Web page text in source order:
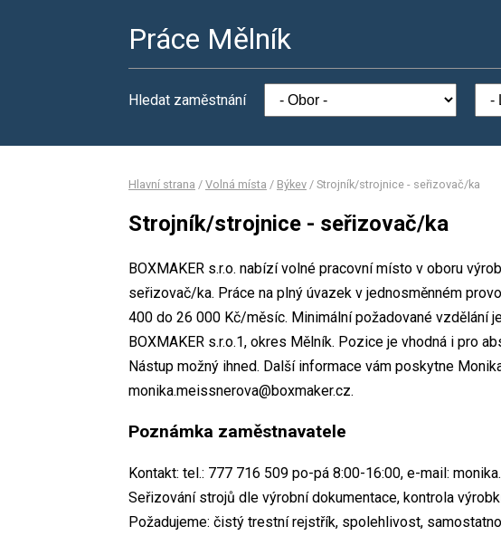
Práce Mělník
Hledat zaměstnání
Hlavní strana / Volná místa / Býkev / Strojník/strojnice - seřizovač/ka
Strojník/strojnice - seřizovač/ka
BOXMAKER s.r.o. nabízí volné pracovní místo v oboru
seřizovač/ka. Práce na plný úvazek v jednosměnném
400 do 26 000 Kč/měsíc. Minimální požadované vzdělání
BOXMAKER s.r.o.1, okres Mělník. Pozice je vhodná i pro
Nástup možný ihned. Další informace vám poskytne
monika.meissnerova@boxmaker.cz.
Poznámka zaměstnavatele
Kontakt: tel.: 777 716 509 po-pá 8:00-16:00, e-mail:
Seřizování strojů dle výrobní dokumentace, kontrola
Požadujeme: čistý trestní rejstřík, spolehlivost,